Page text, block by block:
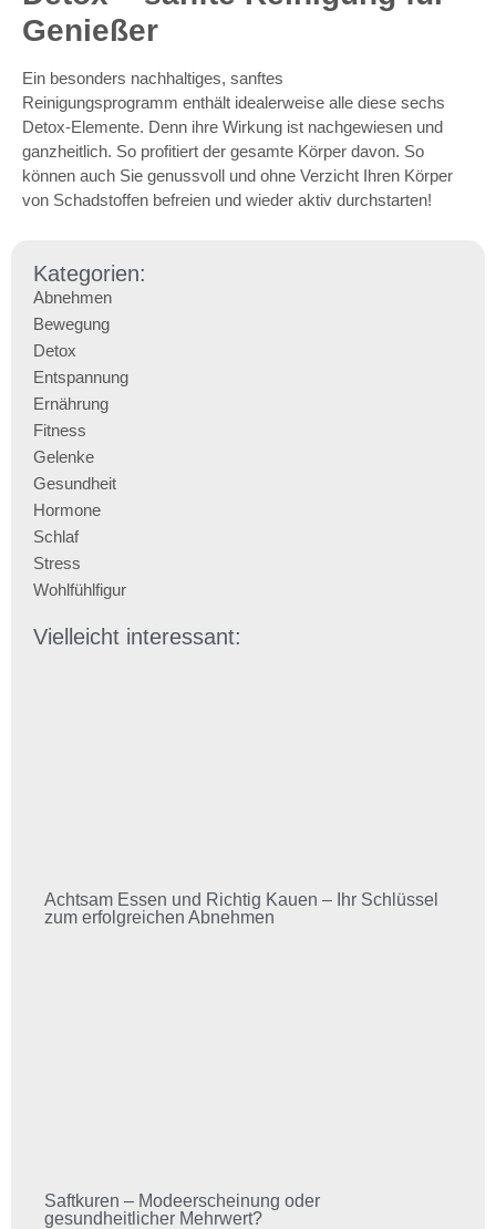
Genießer
Ein besonders nachhaltiges, sanftes
Reinigungsprogramm enthält idealerweise alle diese sechs
Detox-Elemente. Denn ihre Wirkung ist nachgewiesen und
ganzheitlich. So profitiert der gesamte Körper davon. So
können auch Sie genussvoll und ohne Verzicht Ihren Körper
von Schadstoffen befreien und wieder aktiv durchstarten!
Kategorien:
Abnehmen
Bewegung
Detox
Entspannung
Ernährung
Fitness
Gelenke
Gesundheit
Hormone
Schlaf
Stress
Wohlfühlfigur
Vielleicht interessant:
Achtsam Essen und Richtig Kauen – Ihr Schlüssel
zum erfolgreichen Abnehmen
Saftkuren – Modeerscheinung oder
gesundheitlicher Mehrwert?